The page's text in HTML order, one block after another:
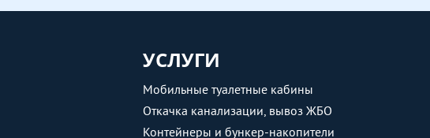
УСЛУГИ
Мобильные туалетные кабины
Откачка канализации, вывоз ЖБО
Контейнеры и бункер-накопители